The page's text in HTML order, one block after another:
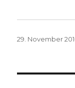
Veröffentlicht
29. November